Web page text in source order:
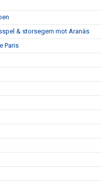
& storsegern mot Aranäs
Paris